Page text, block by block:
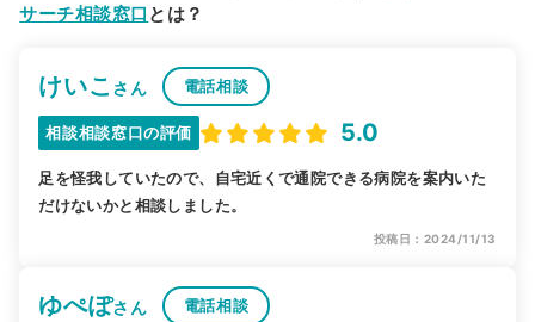
サーチ相談窓口 とは？
けいこ さん 電話相談
相談相談窓口の評価 5.0
足を怪我していたので、自宅近くで通院できる病院を案内いた
だけないかと相談しました。
投稿日：2024/11/13
ゆぺぽさん 電話相談